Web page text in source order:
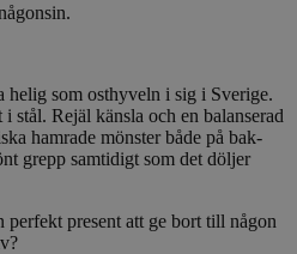
helig som osthyveln i sig i Sverige.
stål. Rejäl känsla och en balanserad
hamrade mönster både på bak-
grepp samtidigt som det döljer
present att ge bort till någon